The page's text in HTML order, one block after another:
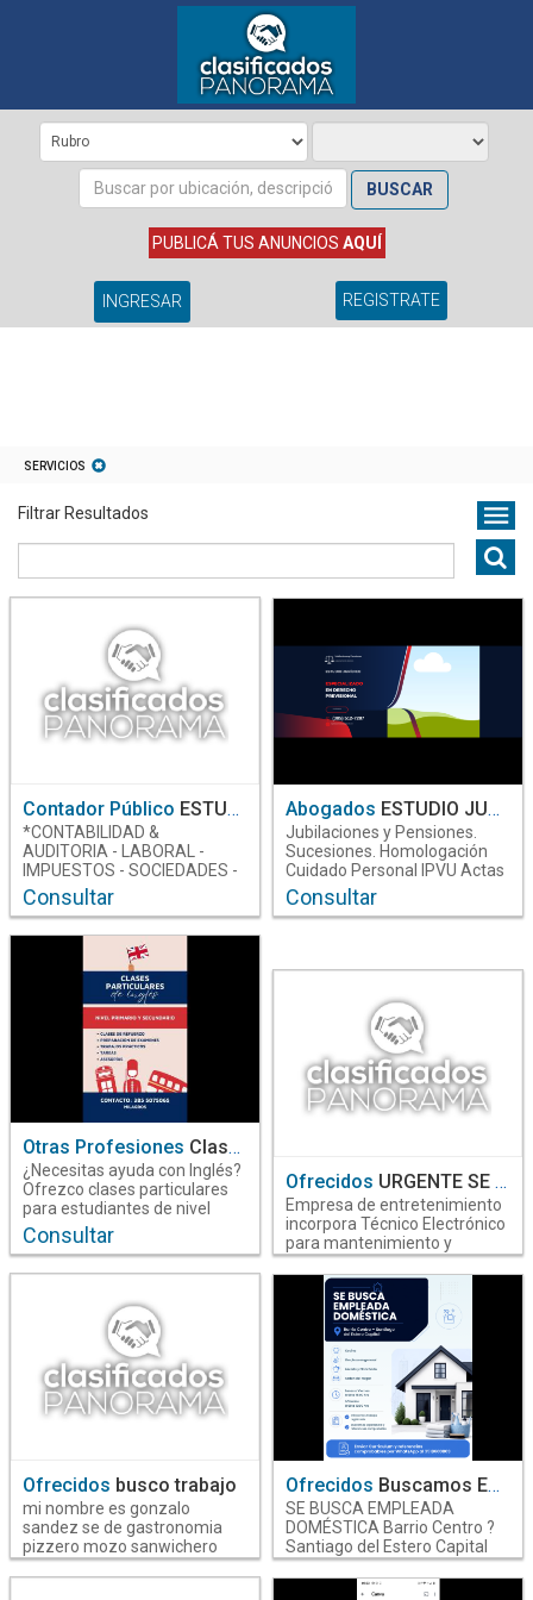
BUSCAR
PUBLICÁ TUS ANUNCIOS AQUÍ
INGRESAR REGISTRATE
SERVICIOS
Filtrar Resultados
Servicios
13
Profesionales
Servicios
8
Contador Público ESTUDIO CONTABLE - INMOBILIARIA TAGLIAVINI
*CONTABILIDAD &
AUDITORIA - LABORAL -
IMPUESTOS - SOCIEDADES -
CERTIFICACIONES - RUPSE -
PLANES DE FACILIDADES DE
ALQUILERES - TASACIONES -
ADMIN. DE PROPIEDADES -
ASESORAMIENTO
COMERCIAL FINANCIERO.
ESTUDIO CONTABLE -
INMOBILIARIA TAGLIAVINI -
Tel: 4212258 - 4237596 -
www.estudiotagliavini.com.ar
info@estudiotagliavini.com.ar
Consultar
Abogados ESTUDIO JURÍDICO
Jubilaciones y Pensiones.
Sucesiones. Homologación
Cuidado Personal IPVU Actas
Digitales y apostillas. WA 54
385 5127287
Consultar
Otras Profesiones Clases Particulares de Ingles
¿Necesitas ayuda con Inglés?
Ofrezco clases particulares
para estudiantes de nivel
primario y secundario. Las
clases se adaptan a las
contenidos, preparar
exámenes, realizar trabajos
prácticos o resolver dudas. ?
Consultas: 385 5075065
Consultar
Ofrecidos URGENTE SE BUSCA TÉCNICO ELECTRÓNICO
Empresa de entretenimiento
incorpora Técnico Electrónico
para mantenimiento y
reparación de máquinas
recreativas. Requisitos:
técnico egresado o
estudiante avanzado,
experiencia en diagnóstico y
reparación de equipos
electrónicos, disponibilidad
horaria para fines de semana,
horarios rotativos.
(RESIDENCIA, SANTIAGO
CAPITAL) Sueldo competitivo.
Ofrecidos busco trabajo
mi nombre es gonzalo
sandez se de gastronomia
pizzero mozo sanwichero
lomitero parrillero ayudante
de albañil y me destaco a
Ofrecidos Buscamos Empleada Doméstica
SE BUSCA EMPLEADA
DOMÉSTICA Barrio Centro ?
Santiago del Estero Capital
Tareas: ? Cocina ? Limpieza
general ? Lavado y planchado